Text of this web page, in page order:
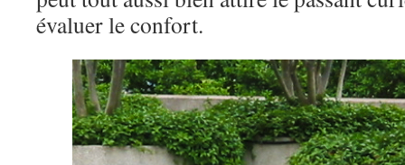
évaluer le confort.